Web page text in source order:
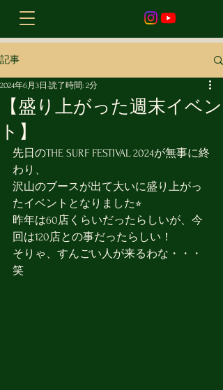
記事
【盛り上がった週末イベン
ト】
2024年6月3日 読了時間: 2分
先日のTHE SURF FESTIVAL 2024が無事に終
わり、
沢山のブースが出て大いに盛り上がっ
たイベントとなりました⭐︎
昨年は60店くらいだったらしいが、今
回は120店との事だったらしい！
そりゃ、すんごい人が来るわな・・・
笑